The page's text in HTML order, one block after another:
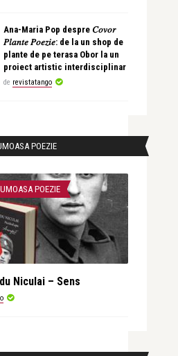
Ana-Maria Pop despre 𝐶𝑜𝑣𝑜𝑟
𝑃𝑙𝑎𝑛𝑡𝑒 𝑃𝑜𝑒𝑧𝑖𝑒: de la un shop de
plante de pe terasa Obor la un
proiect artistic interdisciplinar
de revistatango
POEZIE
POEZIE
Niculai – Sens